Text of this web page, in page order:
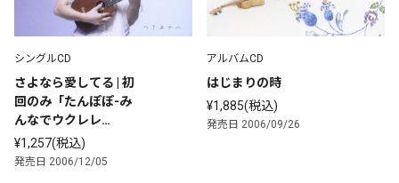
シングルCD
さよなら愛してる | 初
回のみ「たんぽぽ-み
んなでウクレレ
編-」“Let’sウクレレ
♪”楽譜付
¥1,257(税込)
発売日 2006/12/05
アルバムCD
はじまりの時
¥1,885(税込)
発売日 2006/09/26